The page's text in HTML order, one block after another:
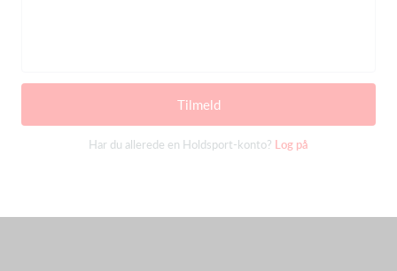
Tilmeld
Har du allerede en Holdsport-konto? Log på